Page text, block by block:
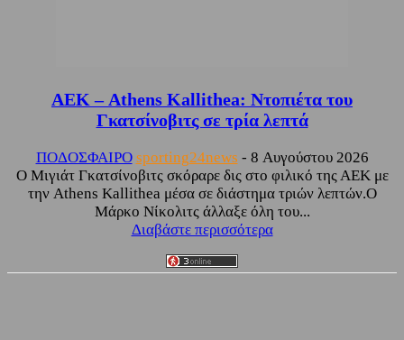
ΑΕΚ – Athens Kallithea: Ντοπιέτα του
Γκατσίνοβιτς σε τρία λεπτά
ΠΟΔΟΣΦΑΙΡΟ sporting24news - 8 Αυγούστου 2026
Ο Μιγιάτ Γκατσίνοβιτς σκόραρε δις στο φιλικό της ΑΕΚ με
την Athens Kallithea μέσα σε διάστημα τριών λεπτών.Ο
Μάρκο Νίκολιτς άλλαξε όλη του...
Διαβάστε περισσότερα